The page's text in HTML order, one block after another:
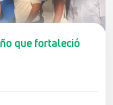
que fortaleció